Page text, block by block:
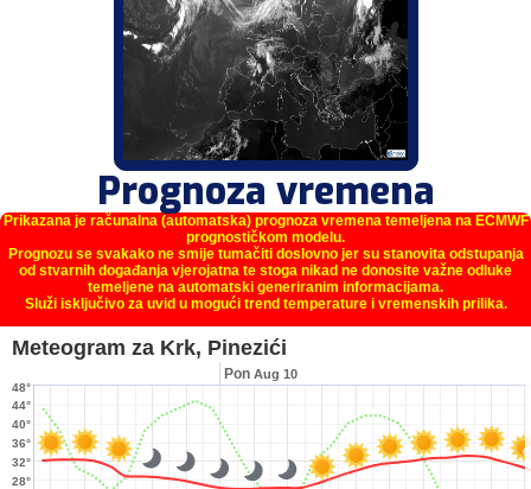
Prognoza vremena
Prikazana je računalna (automatska) prognoza vremena temeljena na ECMWF
prognostičkom modelu.
Prognozu se svakako ne smije tumačiti doslovno jer su stanovita odstupanja
od stvarnih događanja vjerojatna te stoga nikad ne donosite važne odluke
temeljene na automatski generiranim informacijama.
Služi isključivo za uvid u mogući trend temperature i vremenskih prilika.
Meteogram za Krk, Pinezići
28°
32°
36°
40°
44°
48°
Pon Aug 10